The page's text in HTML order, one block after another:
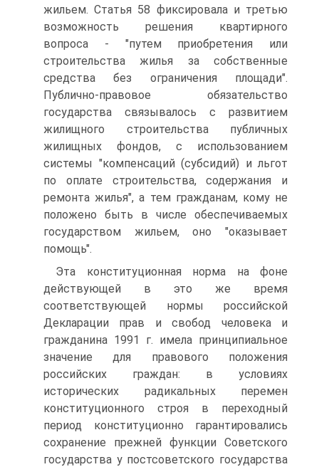
жильем. Статья 58 фиксировала и третью
возможность решения квартирного
вопроса - "путем приобретения или
строительства жилья за собственные
средства без ограничения площади".
Публично-правовое обязательство
государства связывалось с развитием
жилищного строительства публичных
жилищных фондов, с использованием
системы "компенсаций (субсидий) и льгот
по оплате строительства, содержания и
ремонта жилья", а тем гражданам, кому не
положено быть в числе обеспечиваемых
государством жильем, оно "оказывает
помощь".
Эта конституционная норма на фоне
действующей в это же время
соответствующей нормы российской
Декларации прав и свобод человека и
гражданина 1991 г. имела принципиальное
значение для правового положения
российских граждан: в условиях
исторических радикальных перемен
конституционного строя в переходный
период конституционно гарантировались
сохранение прежней функции Советского
государства у постсоветского государства